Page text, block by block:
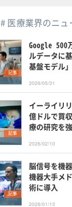
# 医療業界のニュ
記事
Google 500
ルデータに
基盤モデル
2026/05/31
記事
イーライリ
億ドルで買
療の研究を
2026/02/10
記事
脳信号を機
機器大手メ
術に導入
2026/01/13